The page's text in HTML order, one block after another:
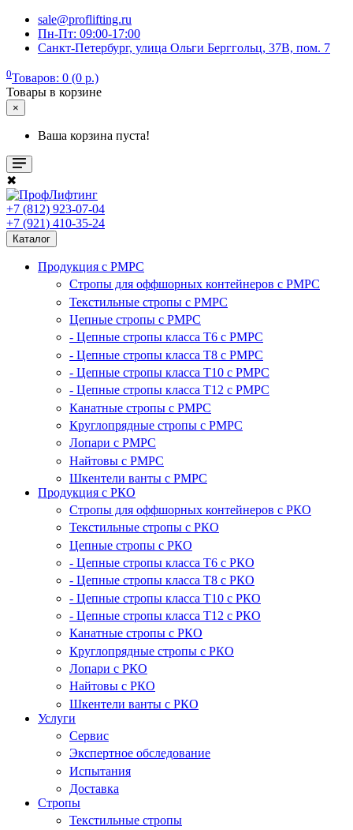
sale@proflifting.ru
Пн-Пт: 09:00-17:00
Санкт-Петербург, улица Ольги Берггольц, 37В, пом. 7
0Товаров: 0 (0 р.)
Товары в корзине
×
Ваша корзина пуста!
✖
+7 (812) 923-07-04
+7 (921) 410-35-24
Каталог
Продукция с РМРС
Стропы для оффшорных контейнеров с РМРС
Текстильные стропы с РМРС
Цепные стропы с РМРС
- Цепные стропы класса T6 с РМРС
- Цепные стропы класса T8 с РМРС
- Цепные стропы класса T10 с РМРС
- Цепные стропы класса T12 с РМРС
Канатные стропы с РМРС
Круглопрядные стропы с РМРС
Лопари с РМРС
Найтовы с РМРС
Шкентели ванты с РМРС
Продукция с РКО
Стропы для оффшорных контейнеров с РКО
Текстильные стропы с РКО
Цепные стропы с РКО
- Цепные стропы класса T6 с РКО
- Цепные стропы класса T8 с РКО
- Цепные стропы класса T10 с РКО
- Цепные стропы класса T12 с РКО
Канатные стропы с РКО
Круглопрядные стропы с РКО
Лопари с РКО
Найтовы с РКО
Шкентели ванты с РКО
Услуги
Сервис
Экспертное обследование
Испытания
Доставка
Стропы
Текстильные стропы